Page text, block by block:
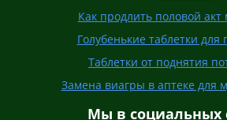
Как продлить половой
Голубенькие таблетки для
Таблетки от поднятия
Замена виагры в аптеке для
Мы в социальных